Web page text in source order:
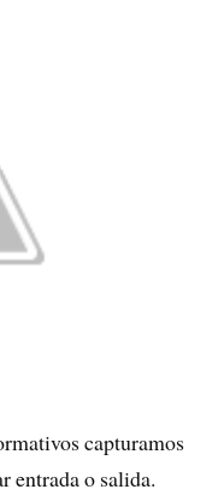
capturamos
entrada o salida.